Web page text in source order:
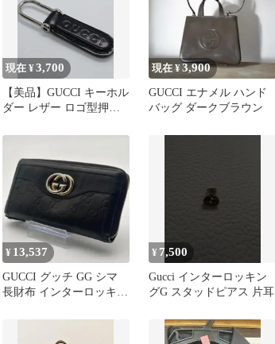
現在 ¥3,700
【美品】GUCCI キーホル
ダー レザー ロゴ型押し
現在 ¥3,900
GUCCI エナメル ハンド
バッグ ダークブラウン
¥ 13,537
GUCCI グッチ GG シマ
長財布 インターロッキン
¥ 7,500
Gucci インターロッキン
グG スタッドピアス 片耳